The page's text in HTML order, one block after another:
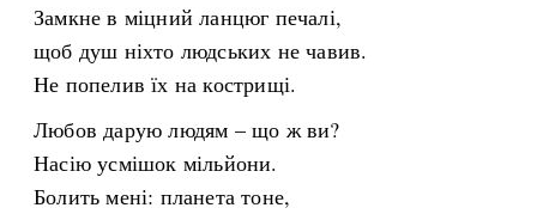
Замкне в міцний ланцюг печалі,
щоб душ ніхто людських не чавив.
Не попелив їх на кострищі.
Любов дарую людям – що ж ви?
Насію усмішок мільйони.
Болить мені: планета тоне,